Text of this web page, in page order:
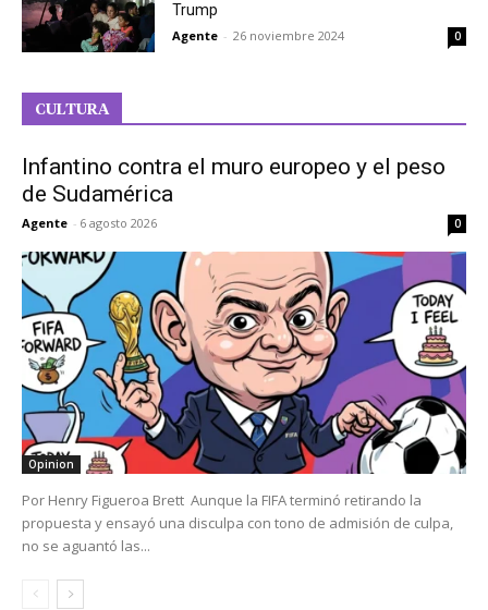
Trump
Agente - 26 noviembre 2024 0
CULTURA
Infantino contra el muro europeo y el peso
de Sudamérica
Agente - 6 agosto 2026 0
Opinion
Por Henry Figueroa Brett Aunque la FIFA terminó retirando la
propuesta y ensayó una disculpa con tono de admisión de culpa,
no se aguantó las...